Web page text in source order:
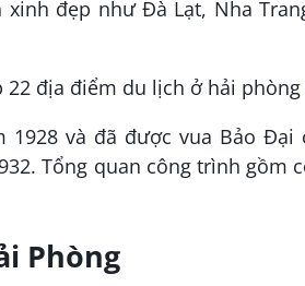
đẹp như Đà Lạt, Nha
1928 và đã được vua Bảo
Tổng quan công trình gồm
Phòng